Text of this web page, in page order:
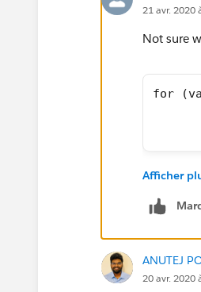
21 avr. 2020
Not sure
for
Afficher
ANUTEJ
20 avr. 2020